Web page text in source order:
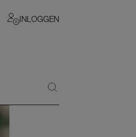
INLOGGEN